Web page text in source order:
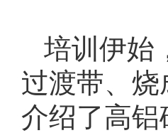
培训伊始
过渡带、
介绍了高